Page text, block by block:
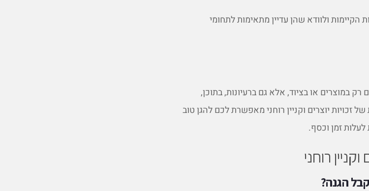
ולוודא שהן עדיין מתאימות לתחומי
במוצרים או בציוד, אלא גם ברעיונות, בתוכן,
זכויות יוצרים וקניין רוחני מאפשרת לכם להגן טוב
זמן וכסף.
רוחני
הגנה?